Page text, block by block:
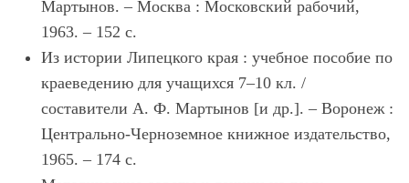
Мартынов. ‒ Москва : Московский рабочий,
1963. ‒ 152 с.
Из истории Липецкого края : учебное пособие по
краеведению для учащихся 7‒10 кл. /
составители А. Ф. Мартынов [и др.]. ‒ Воронеж :
Центрально-Черноземное книжное издательство,
1965. ‒ 174 с.